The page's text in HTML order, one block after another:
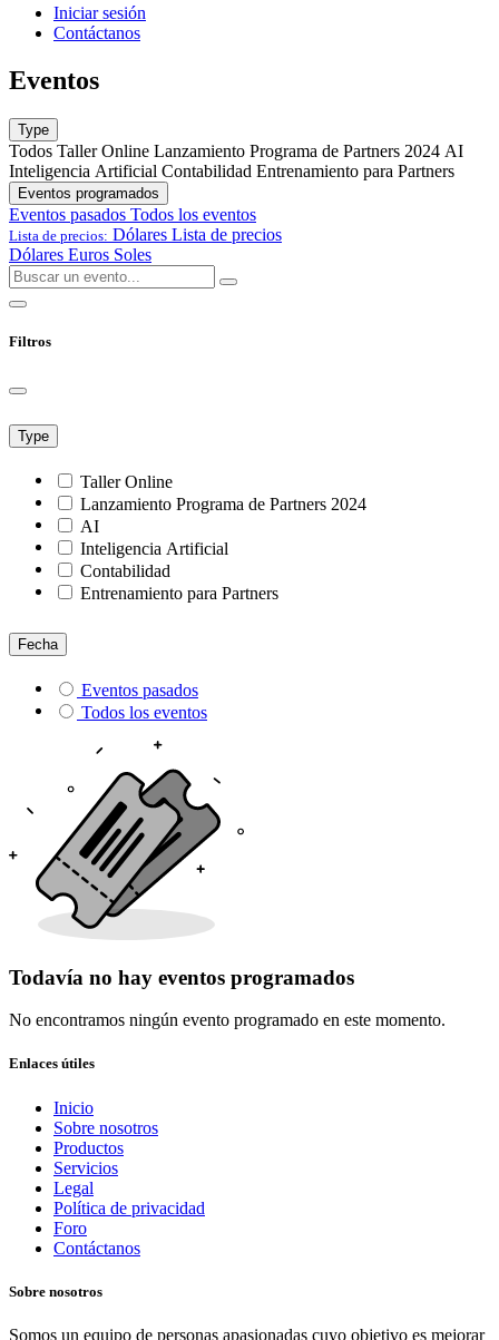
Iniciar sesión
Contáctanos
Eventos
Type
Todos Taller Online Lanzamiento Programa de Partners 2024 AI
Inteligencia Artificial Contabilidad Entrenamiento para Partners
Eventos programados
Eventos pasados Todos los eventos
Lista de precios: Dólares Lista de precios
Dólares Euros Soles
Filtros
Type
Taller Online
Lanzamiento Programa de Partners 2024
AI
Inteligencia Artificial
Contabilidad
Entrenamiento para Partners
Fecha
Eventos pasados
Todos los eventos
Todavía no hay eventos programados
No encontramos ningún evento programado en este momento.
Enlaces útiles
Inicio
Sobre nosotros
Productos
Servicios
Legal
Política de privacidad
Foro
Contáctanos
Sobre nosotros
Somos un equipo de personas apasionadas cuyo objetivo es mejorar